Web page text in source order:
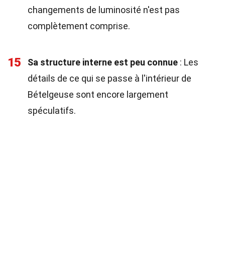
changements de luminosité n'est pas
complètement comprise.
15 Sa structure interne est peu connue : Les
détails de ce qui se passe à l'intérieur de
Bételgeuse sont encore largement
spéculatifs.